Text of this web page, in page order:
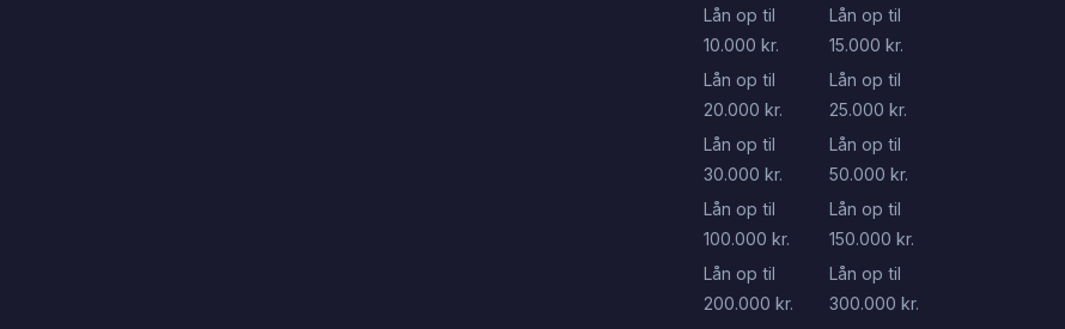
Lån op til
10.000 kr.
Lån op til
15.000 kr.
Lån op til
20.000 kr.
Lån op til
25.000 kr.
Lån op til
30.000 kr.
Lån op til
50.000 kr.
Lån op til
100.000 kr.
Lån op til
150.000 kr.
Lån op til
200.000 kr.
Lån op til
300.000 kr.